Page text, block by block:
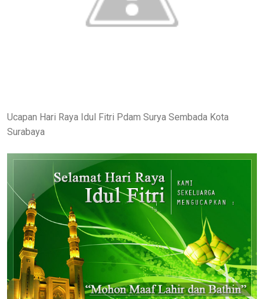
Ucapan Hari Raya Idul Fitri Pdam Surya Sembada Kota
Surabaya